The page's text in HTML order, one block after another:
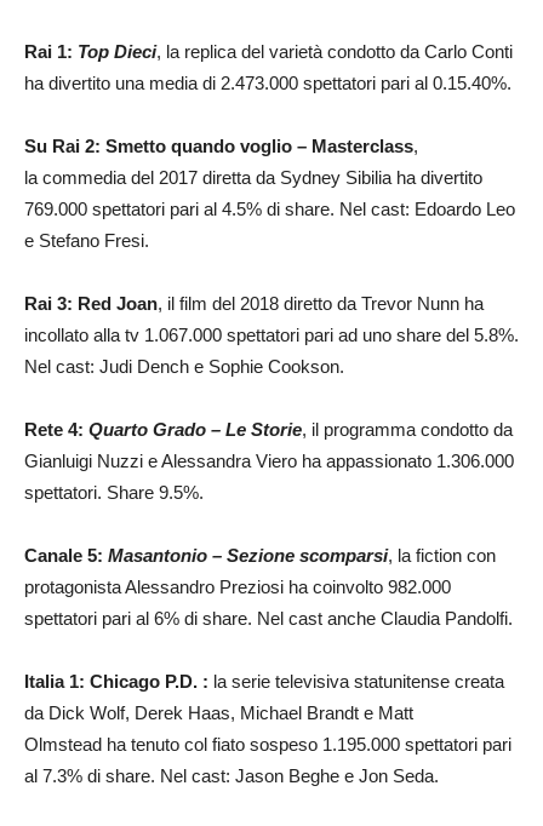
Rai 1: Top Dieci, la replica del varietà condotto da Carlo Conti
ha divertito una media di 2.473.000 spettatori pari al 0.15.40%.
Su Rai 2: Smetto quando voglio – Masterclass,
la commedia del 2017 diretta da Sydney Sibilia ha divertito
769.000 spettatori pari al 4.5% di share. Nel cast: Edoardo Leo
e Stefano Fresi.
Rai 3: Red Joan, il film del 2018 diretto da Trevor Nunn ha
incollato alla tv 1.067.000 spettatori pari ad uno share del 5.8%.
Nel cast: Judi Dench e Sophie Cookson.
Rete 4: Quarto Grado – Le Storie, il programma condotto da
Gianluigi Nuzzi e Alessandra Viero ha appassionato 1.306.000
spettatori. Share 9.5%.
Canale 5: Masantonio – Sezione scomparsi, la fiction con
protagonista Alessandro Preziosi ha coinvolto 982.000
spettatori pari al 6% di share. Nel cast anche Claudia Pandolfi.
Italia 1: Chicago P.D. : la serie televisiva statunitense creata
da Dick Wolf, Derek Haas, Michael Brandt e Matt
Olmstead ha tenuto col fiato sospeso 1.195.000 spettatori pari
al 7.3% di share. Nel cast: Jason Beghe e Jon Seda.